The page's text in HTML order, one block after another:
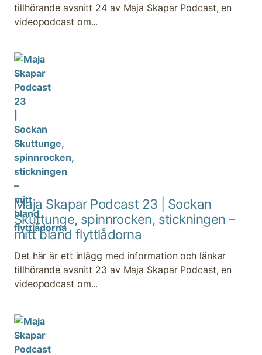
tillhörande avsnitt 24 av Maja Skapar Podcast, en
videopodcast om...
Maja Skapar Podcast 23 | Sockan
Skuttunge, spinnrocken, stickningen –
mitt bland flyttlådorna
Det här är ett inlägg med information och länkar
tillhörande avsnitt 23 av Maja Skapar Podcast, en
videopodcast om...